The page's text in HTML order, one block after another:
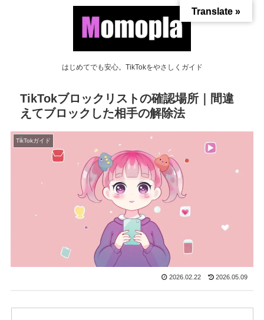
はじめてでも安心。TikTokをやさしくガイド
TikTokブロックリストの確認場所｜間違
えてブロックした相手の解除法
TikTokガイド
2026.02.22 2026.05.09
Translate »